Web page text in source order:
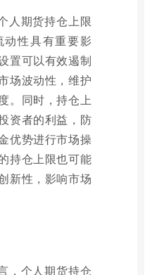
人期货持仓上限
性具有重要影
置可以有效遏制
场波动性，维护
。同时，持仓上
资者的利益，防
优势进行市场操
持仓上限也可能
新性，影响市场
，个人期货持仓